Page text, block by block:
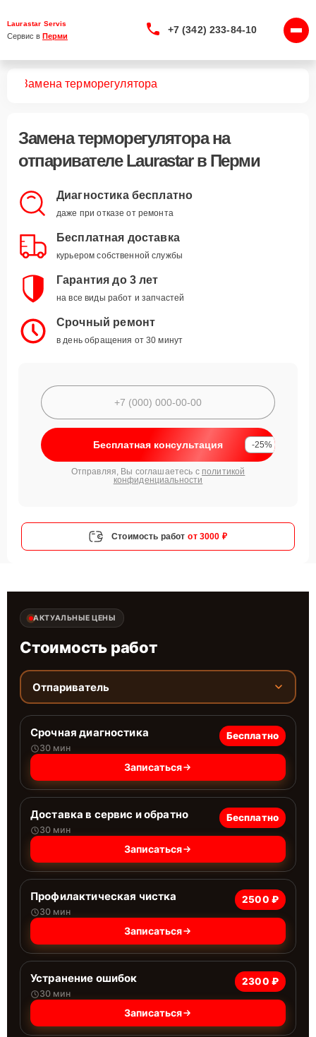
Laurastar Servis
Сервис в Перми
+7 (342) 233-84-10
Замена терморегулятора
Замена терморегуляторана
отпаривателе Laurastar в Перми
Диагностика бесплатно
даже при отказе от ремонта
Бесплатная доставка
курьером собственной службы
Гарантия до 3 лет
на все виды работ и запчастей
Срочный ремонт
в день обращения от 30 минут
Бесплатная консультация -25%
Отправляя, Вы соглашаетесь с политикой
конфиденциальности
Стоимость работ от 3000 ₽
АКТУАЛЬНЫЕ ЦЕНЫ
Стоимость работ
Отпариватель
Срочная диагностика
30 мин
Бесплатно
Записаться
Доставка в сервис и обратно
30 мин
Бесплатно
Записаться
Профилактическая чистка
30 мин
2500 ₽
Записаться
Устранение ошибок
30 мин
2300 ₽
Записаться